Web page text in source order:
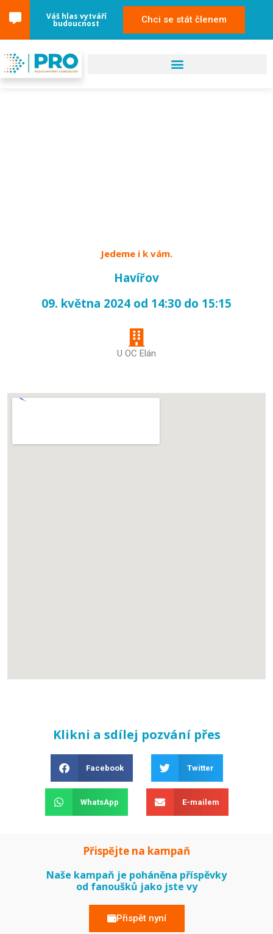
Váš hlas vytváří
budoucnost Chci se stát členem
Jedeme i k vám.
Havířov
09. května 2024 od 14:30 do 15:15
U OC Elán
Klikni a sdílej pozvání přes
Facebook Twitter
WhatsApp E-mailem
Přispějte na kampaň
Naše kampaň je poháněna příspěvky
od fanoušků jako jste vy
Přispět nyní